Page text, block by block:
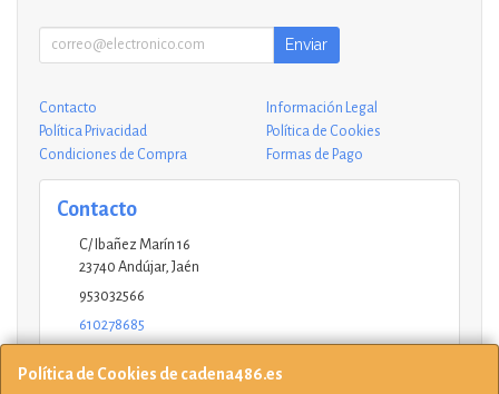
Política de Cookies de cadena486.es
Enviar
Contacto
Información Legal
Política Privacidad
Política de Cookies
Condiciones de Compra
Formas de Pago
Contacto
C/ Ibañez Marín 16
23740 Andújar, Jaén
953032566
610278685